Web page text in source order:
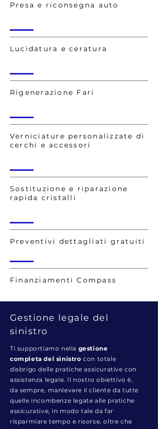
Presa e riconsegna auto
Lucidatura e ceratura
Rigenerazione Fari
Verniciature personalizzate di
cerchi e accessori
Sostituzione e riparazione
rapida cristalli
Preventivi dettagliati gratuiti
Finanziamenti Compass
Gestione legale del
sinistro
Ti supportiamo nella gestione
completa del sinistro con totale
disbrigo delle pratiche assicurative con
assistenza legale. Il nostro obiettivo è,
da sempre, manlevare il cliente da tutte
quelle incombenze legate alle pratiche
assicurative, in modo tale da far
risparmiare tempo e risorse, oltre che